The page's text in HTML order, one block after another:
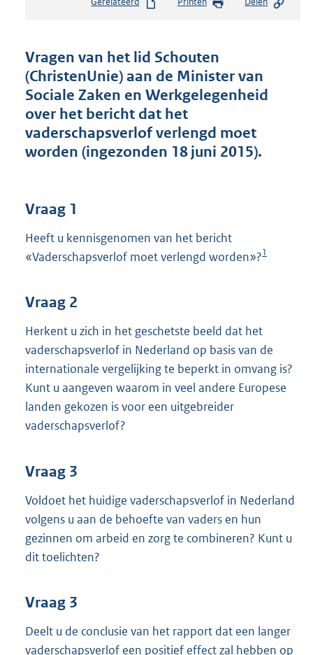
s
d
s
g
r
o
t
K
b
Vragen van het lid Schouten
(ChristenUnie) aan de Minister van
Sociale Zaken en Werkgelegenheid
over het bericht dat het
vaderschapsverlof verlengd moet
worden (ingezonden 18 juni 2015).
Vraag 1
Heeft u kennisgenomen van het bericht
«Vaderschapsverlof moet verlengd worden»?1
Vraag 2
Herkent u zich in het geschetste beeld dat het
vaderschapsverlof in Nederland op basis van de
internationale vergelijking te beperkt in omvang is?
Kunt u aangeven waarom in veel andere Europese
landen gekozen is voor een uitgebreider
vaderschapsverlof?
Vraag 3
Voldoet het huidige vaderschapsverlof in Nederland
volgens u aan de behoefte van vaders en hun
gezinnen om arbeid en zorg te combineren? Kunt u
dit toelichten?
Vraag 3
Deelt u de conclusie van het rapport dat een langer
vaderschapsverlof een positief effect zal hebben op